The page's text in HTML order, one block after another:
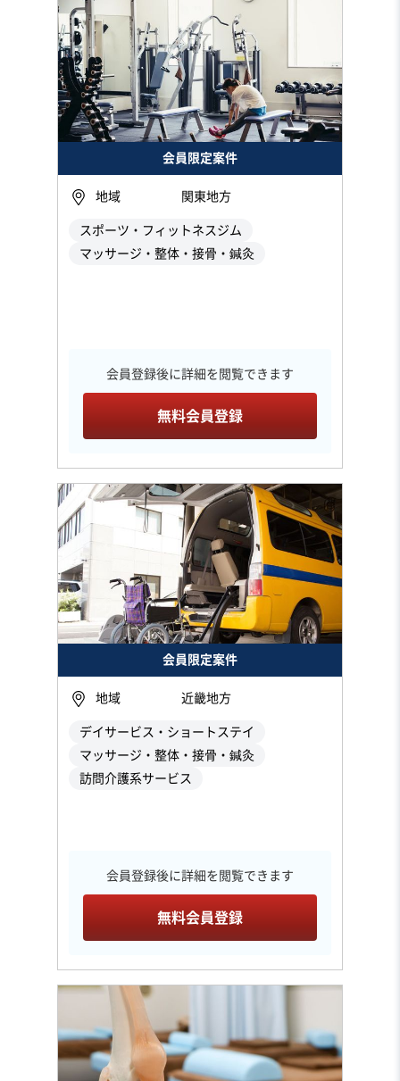
会員限定案件
地域 関東地方
スポーツ・フィットネスジム
マッサージ・整体・接骨・鍼灸
会員登録後に詳細を閲覧できます
無料会員登録
会員限定案件
地域 近畿地方
デイサービス・ショートステイ
マッサージ・整体・接骨・鍼灸
訪問介護系サービス
会員登録後に詳細を閲覧できます
無料会員登録